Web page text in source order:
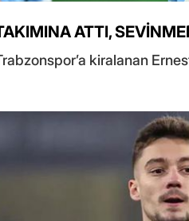
ATTI,
kiralanan